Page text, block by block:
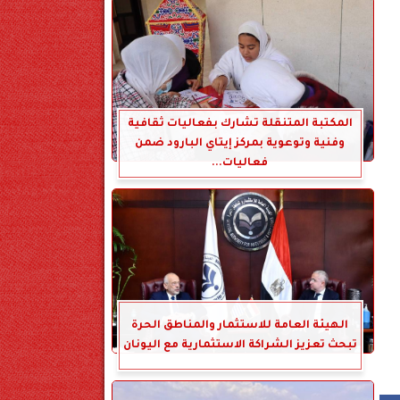
المكتبة المتنقلة تشارك بفعاليات ثقافية
وفنية وتوعوية بمركز إيتاي البارود ضمن
فعاليات...
الهيئة العامة للاستثمار والمناطق الحرة
تبحث تعزيز الشراكة الاستثمارية مع اليونان